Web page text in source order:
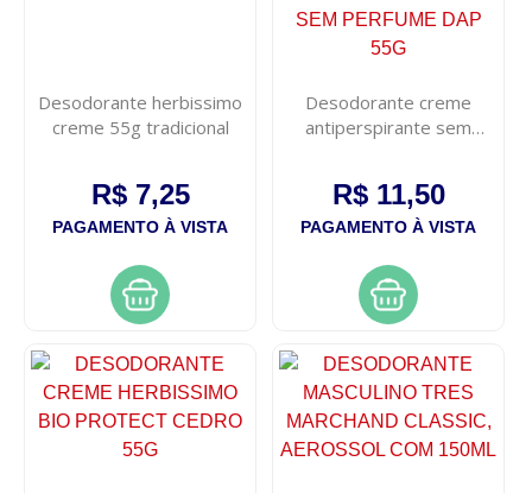
Desodorante herbissimo
creme 55g tradicional
R$ 7,25
PAGAMENTO À VISTA
Desodorante creme
antiperspirante sem
R$ 11,50
PAGAMENTO À VISTA